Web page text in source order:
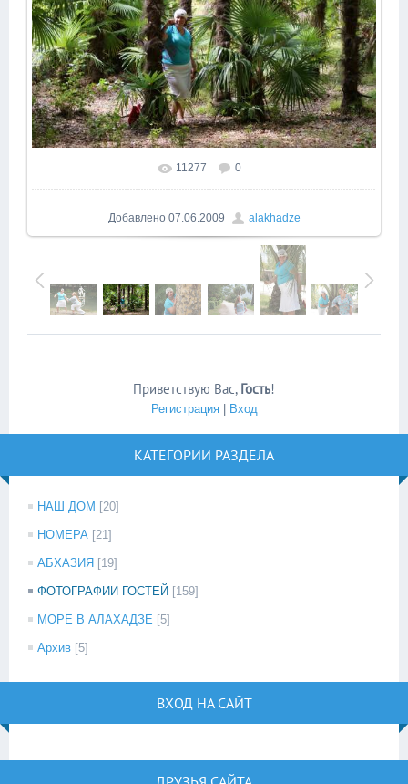
В реальном размере 1000x669
11277 0
Добавлено 07.06.2009 alakhadze
Приветствую Вас, Гость!
Регистрация| Вход
КАТЕГОРИИ РАЗДЕЛА
НАШ ДОМ [20]
НОМЕРА [21]
АБХАЗИЯ [19]
ФОТОГРАФИИ ГОСТЕЙ [159]
МОРЕ В АЛАХАДЗЕ [5]
Архив [5]
ВХОД НА САЙТ